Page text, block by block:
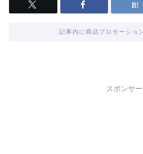
記事内に商品プロモーショ
スポンサ